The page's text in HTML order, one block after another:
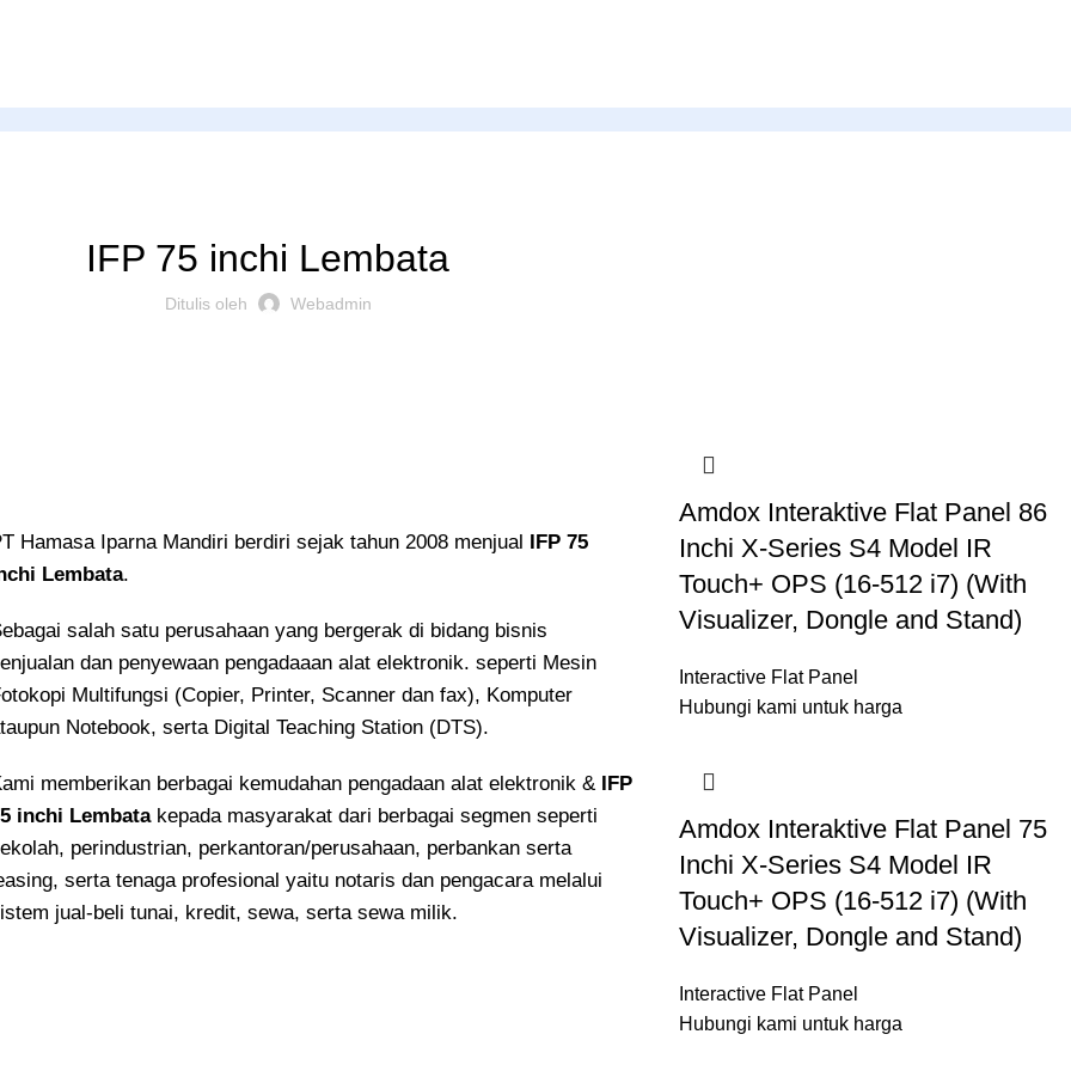
IFP 75 inchi Lembata
Ditulis oleh Webadmin
Hamasa Iparna Mandiri berdiri sejak tahun 2008 menjual IFP 75
Lembata.
salah satu perusahaan yang bergerak di bidang bisnis
dan penyewaan pengadaaan alat elektronik. seperti Mesin
Multifungsi (Copier, Printer, Scanner dan fax), Komputer
Notebook, serta Digital Teaching Station (DTS).
memberikan berbagai kemudahan pengadaan alat elektronik & IFP
inchi Lembatakepada masyarakat dari berbagai segmen seperti
perindustrian, perkantoran/perusahaan, perbankan serta
serta tenaga profesional yaitu notaris dan pengacara melalui
jual-beli tunai, kredit, sewa, serta sewa milik.
Amdox Interaktive Flat Panel 86
Inchi X-Series S4 Model IR
Touch+ OPS (16-512 i7) (With
Visualizer, Dongle and Stand)
Interactive Flat Panel
Hubungi kami untuk harga
Amdox Interaktive Flat Panel 75
Inchi X-Series S4 Model IR
Touch+ OPS (16-512 i7) (With
Visualizer, Dongle and Stand)
Interactive Flat Panel
Hubungi kami untuk harga